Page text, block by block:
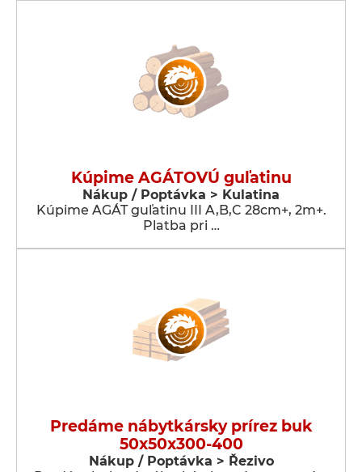
Kúpime AGÁTOVÚ guľatinu
Nákup / Poptávka > Kulatina
Kúpime AGÁT guľatinu III A,B,C 28cm+, 2m+.
Platba pri …
Predáme nábytkársky prírez buk
50x50x300-400
Nákup / Poptávka > Řezivo